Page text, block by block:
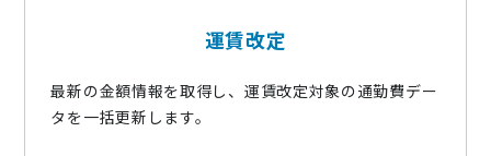
運賃改定
最新の金額情報を取得し、運賃改定対象の通勤費デー
タを一括更新します。